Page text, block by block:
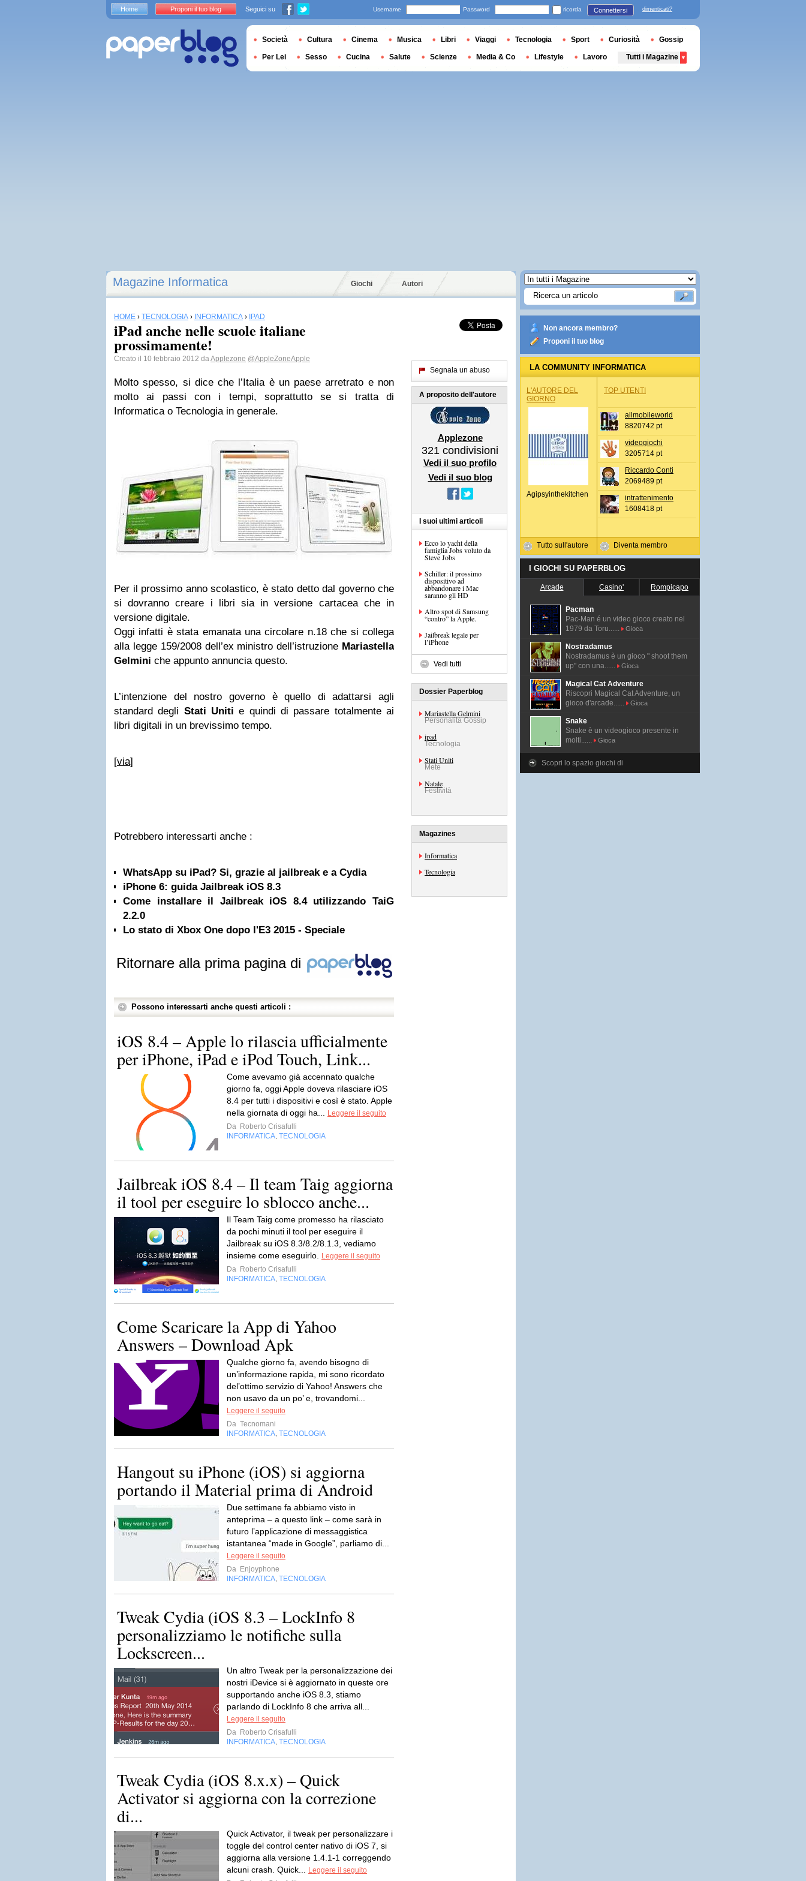
Magazine Informatica Giochi Autori
HOME › TECNOLOGIA › INFORMATICA › IPAD
iPad anche nelle scuole italiane
prossimamente!
Creato il 10 febbraio 2012 daApplezone @AppleZoneApple
Molto spesso, si dice che l’Italia è un paese arretrato e non
molto ai passi con i tempi, soprattutto se si tratta di
Informatica o Tecnologia in generale.
Per il prossimo anno scolastico, è stato detto dal governo che
si dovranno creare i libri sia in versione cartacea che in
versione digitale.
Oggi infatti è stata emanata una circolare n.18 che si collega
alla legge 159/2008 dell’ex ministro dell’istruzione Mariastella
Gelmini che appunto annuncia questo.
L’intenzione del nostro governo è quello di adattarsi agli
standard degli Stati Uniti e quindi di passare totalmente ai
libri digitali in un brevissimo tempo.
[via]
Potrebbero interessarti anche :
WhatsApp su iPad? Si, grazie al jailbreak e a Cydia
iPhone 6: guida Jailbreak iOS 8.3
Come installare il Jailbreak iOS 8.4 utilizzando TaiG
2.2.0
Lo stato di Xbox One dopo l'E3 2015 - Speciale
Ritornare alla prima pagina di
Possono interessarti anche questi articoli :
iOS 8.4 – Apple lo rilascia ufficialmente
per iPhone, iPad e iPod Touch, Link...
Come avevamo già accennato qualche
giorno fa, oggi Apple doveva rilasciare iOS
8.4 per tutti i dispositivi e così è stato. Apple
nella giornata di oggi ha...
Leggere il seguito
Da Roberto Crisafulli
INFORMATICA TECNOLOGIA
Jailbreak iOS 8.4 – Il team Taig aggiorna
il tool per eseguire lo sblocco anche...
Il Team Taig come promesso ha rilasciato
da pochi minuti il tool per eseguire il
Jailbreak su iOS 8.3/8.2/8.1.3, vediamo
insieme come eseguirlo.
Leggere il seguito
Da Roberto Crisafulli
INFORMATICA TECNOLOGIA
Come Scaricare la App di Yahoo
Answers – Download Apk
Qualche giorno fa, avendo bisogno di
un’informazione rapida, mi sono ricordato
del’ottimo servizio di Yahoo! Answers che
non usavo da un po’ e, trovandomi...
Leggere il seguito
Da Tecnomani
INFORMATICA TECNOLOGIA
Hangout su iPhone (iOS) si aggiorna
portando il Material prima di Android
Due settimane fa abbiamo visto in
anteprima – a questo link – come sarà in
futuro l’applicazione di messaggistica
istantanea “made in Google”, parliamo di...
Leggere il seguito
Da Enjoyphone
INFORMATICA TECNOLOGIA
Tweak Cydia (iOS 8.3 – LockInfo 8
personalizziamo le notifiche sulla
Lockscreen...
Un altro Tweak per la personalizzazione dei
nostri iDevice si è aggiornato in queste ore
supportando anche iOS 8.3, stiamo
parlando di LockInfo 8 che arriva all...
Leggere il seguito
Da Roberto Crisafulli
INFORMATICA TECNOLOGIA
Tweak Cydia (iOS 8.x.x) – Quick
Activator si aggiorna con la correzione
di...
Quick Activator, il tweak per personalizzare i
toggle del control center nativo di iOS 7, si
aggiorna alla versione 1.4.1-1 correggendo
alcuni crash. Quick...
Leggere il seguito
Segnala un abuso
A proposito dell'autore
Applezone
321 condivisioni
Vedi il suo profilo
Vedi il suo blog
I suoi ultimi articoli
Ecco lo yacht della
famiglia Jobs voluto da
Steve Jobs
Schiller: il prossimo
dispositivo ad
abbandonare i Mac
saranno gli HD
Altro spot di Samsung
“contro” la Apple.
Jailbreak legale per
l’iPhone
Vedi tutti
Dossier Paperblog
Mariastella Gelmini
Personalità Gossip
ipad
Tecnologia
Stati Uniti
Mete
Natale
Festività
Magazines
Informatica
Tecnologia
Non ancora membro?
Proponi il tuo blog
LA COMMUNITY INFORMATICA
L'AUTORE DEL
GIORNO
Agipsyinthekitchen
Tutto sull'autore
TOP UTENTI
allmobileworld
8820742 pt
videogiochi
3205714 pt
Riccardo Conti
2069489 pt
intrattenimento
1608418 pt
Diventa membro
I GIOCHI SU PAPERBLOG
Arcade Casino' Rompicapo
Pacman
Pac-Man é un video gioco creato nel
1979 da Toru......
Gioca
Nostradamus
Nostradamus è un gioco " shoot them
up" con una......
Gioca
Magical Cat Adventure
Riscopri Magical Cat Adventure, un
gioco d'arcade......
Gioca
Snake
Snake è un videogioco presente in
molti......
Gioca
Scopri lo spazio giochi di
Home Proponi il tuo blog Seguici su Username Password ricorda Connettersi dimenticati?
Società Cultura Cinema Musica Libri Viaggi Tecnologia Sport Curiosità Gossip
Per Lei Sesso Cucina Salute Scienze Media & Co Lifestyle Lavoro Tutti i Magazine